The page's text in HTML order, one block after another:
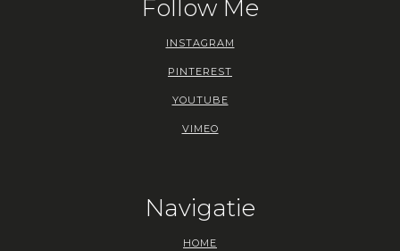
Follow Me
INSTAGRAM
PINTEREST
YOUTUBE
VIMEO
Navigatie
HOME